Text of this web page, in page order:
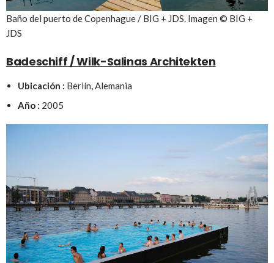
Baño del puerto de Copenhague / BIG + JDS. Imagen © BIG +
JDS
Badeschiff / Wilk-Salinas Architekten
Ubicación : Berlín, Alemania
Año : 2005